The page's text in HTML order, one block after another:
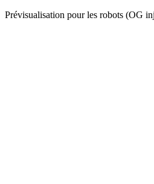
Prévisualisation pour les robots (OG